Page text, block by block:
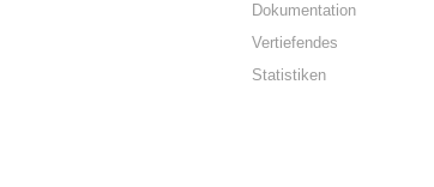
Dokumentation
Vertiefendes
Statistiken